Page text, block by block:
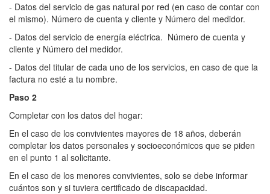
- Datos del servicio de gas natural por red (en caso de contar con
el mismo). Número de cuenta y cliente y Número del medidor.
- Datos del servicio de energía eléctrica. Número de cuenta y
cliente y Número del medidor.
- Datos del titular de cada uno de los servicios, en caso de que la
factura no esté a tu nombre.
Paso 2
Completar con los datos del hogar:
En el caso de los convivientes mayores de 18 años, deberán
completar los datos personales y socioeconómicos que se piden
en el punto 1 al solicitante.
En el caso de los menores convivientes, solo se debe informar
cuántos son y si tuviera certificado de discapacidad.